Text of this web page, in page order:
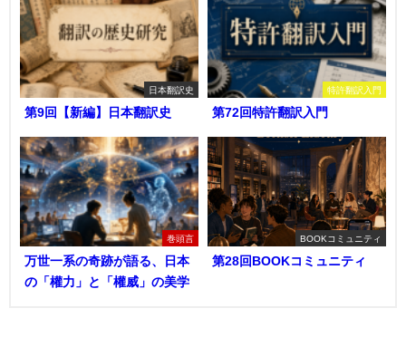
日本翻訳史
第9回【新編】日本翻訳史
特許翻訳入門
第72回特許翻訳入門
巻頭言
万世一系の奇跡が語る、日本
の「權力」と「權威」の美学
BOOKコミュニティ
第28回BOOKコミュニティ